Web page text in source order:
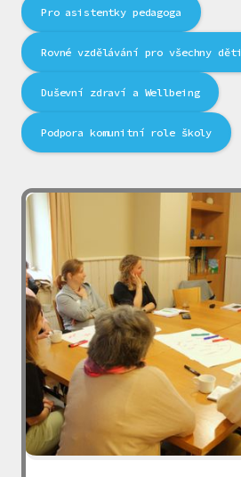
Pro asistentky pedagoga
Rovné vzdělávání pro všechny děti
Duševní zdraví a Wellbeing
Podpora komunitní role školy